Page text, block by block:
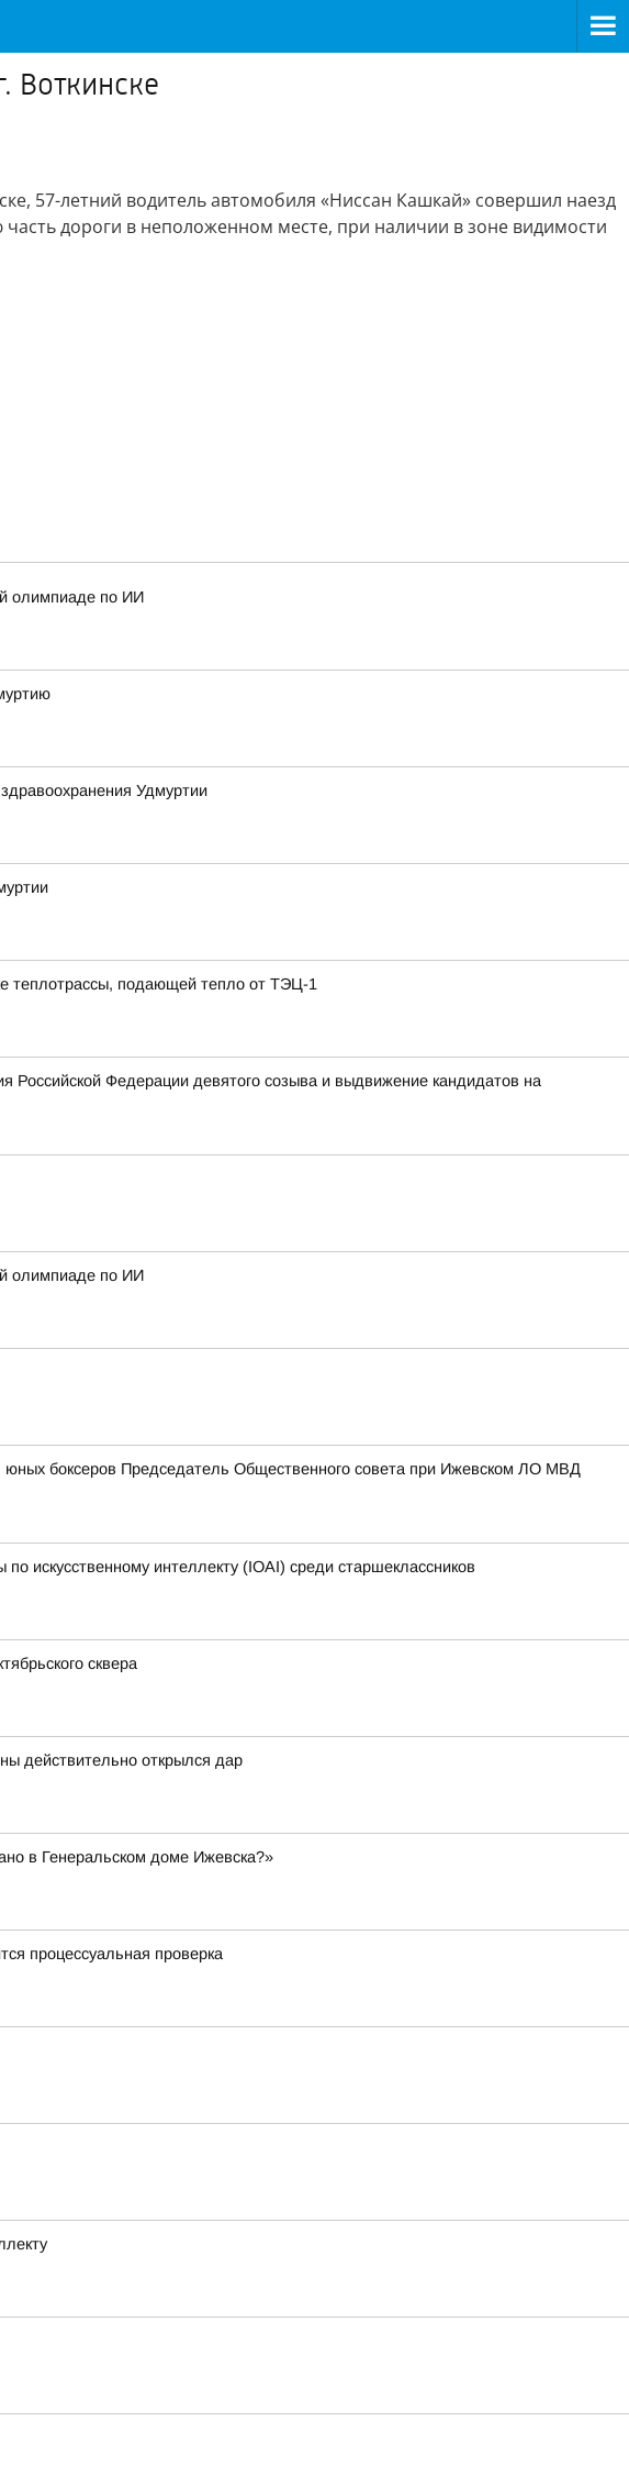
Воткинске
57-летний водитель автомобиля «Ниссан Кашкай» совершил наезд
дороги в неположенном месте, при наличии в зоне видимости
олимпиаде по ИИ
Удмуртии
теплотрассы, подающей тепло от ТЭЦ-1
Федерации девятого созыва и выдвижение кандидатов на
олимпиаде по ИИ
юных боксеров Председатель Общественного совета при Ижевском ЛО МВД
искусственному интеллекту (IOAI) среди старшеклассников
сквера
действительно открылся дар
в Генеральском доме Ижевска?»
процессуальная проверка